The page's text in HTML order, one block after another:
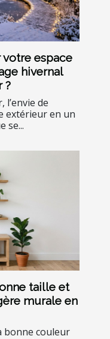
espace
hivernal
?
l’envie de
extérieur en un
se...
taille et
murale en
bonne couleur